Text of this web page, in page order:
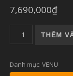
7,690,000₫
Garmin Venu Sq
THÊM
Danh mục: VENU